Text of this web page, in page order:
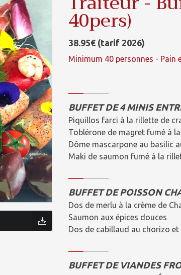
40pers)
38.95€ (tarif 2026)
Minimum 40 personnes - Pain
BUFFET DE 4 MINIS
Piquillos farci à la rillette de
Toblérone de magret fumé à
Dôme mascarpone au basilic
Maki de saumon fumé à la
BUFFET DE POISSON
Dos de merlu à la crème de
Saumon aux épices douces
Dos de cabillaud au chorizo
BUFFET DE VIANDES